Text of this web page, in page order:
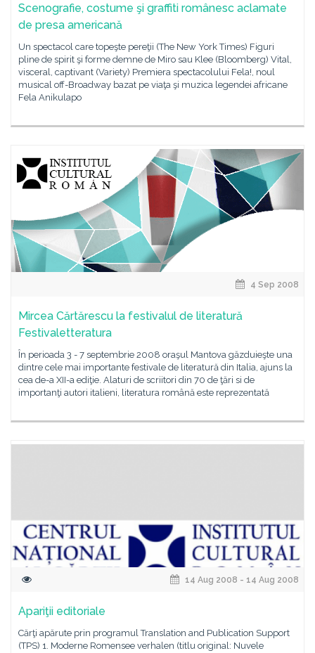
Scenografie, costume şi graffiti românesc aclamate
de presa americană
Un spectacol care topeşte pereţii (The New York Times) Figuri
pline de spirit şi forme demne de Miro sau Klee (Bloomberg) Vital,
visceral, captivant (Variety) Premiera spectacolului Fela!, noul
musical off-Broadway bazat pe viaţa şi muzica legendei africane
Fela Anikulapo
4 Sep 2008
Mircea Cărtărescu la festivalul de literatură
Festivaletteratura
În perioada 3 - 7 septembrie 2008 oraşul Mantova găzduieşte una
dintre cele mai importante festivale de literatură din Italia, ajuns la
cea de-a XII-a ediţie. Alaturi de scriitori din 70 de ţări si de
importanţi autori italieni, literatura română este reprezentată
14 Aug 2008 - 14 Aug 2008
Apariţii editoriale
Cărţi apărute prin programul Translation and Publication Support
(TPS) 1. Moderne Romensee verhalen (titlu original: Nuvele